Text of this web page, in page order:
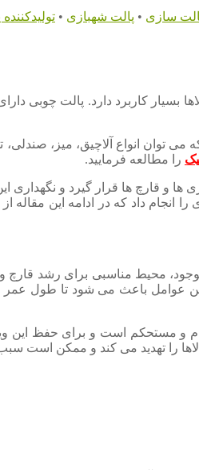
سازی • پالت شهبازی •
بسیار کاربرد دارد. پالت چوبی
انواع آلاچیق، میز، صندلی،
را مطالعه فرمایید.
و قارچ ها قرار گیرد و نگهداری
انجام داد که در ادامه این مقاله
محیط مناسبی برای رشد
عوامل باعث می شود تا طول
و مستحکم است و برای حفظ این
را تهدید می کند و ممکن است